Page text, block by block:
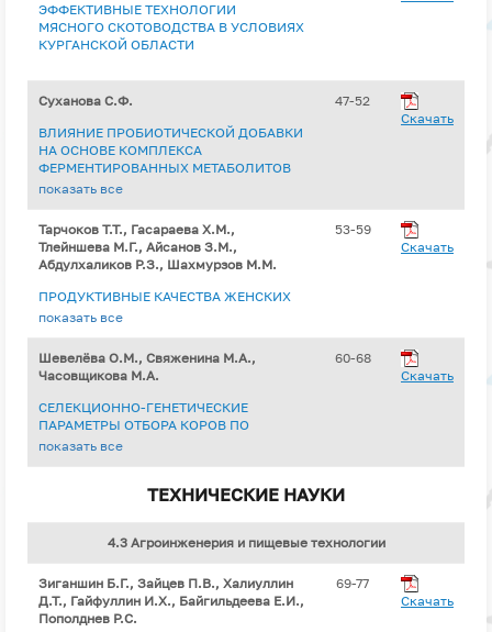
ЭФФЕКТИВНЫЕ ТЕХНОЛОГИИ
МЯСНОГО СКОТОВОДСТВА В УСЛОВИЯХ
КУРГАНСКОЙ ОБЛАСТИ
Суханова С.Ф.
ВЛИЯНИЕ ПРОБИОТИЧЕСКОЙ ДОБАВКИ
НА ОСНОВЕ КОМПЛЕКСА
ФЕРМЕНТИРОВАННЫХ МЕТАБОЛИТОВ
LACTOBACILLUS RHAMNOSIS,
КАЧЕСТВЕННЫЕ ПОКАЗАТЕЛИ МЯСА
ПТИЦЫ
показать все
47-52
Скачать
Тарчоков Т.Т., Гасараева Х.М.,
Тлейншева М.Г., Айсанов З.М.,
Абдулхаликов Р.З., Шахмурзов М.М.
ПРОДУКТИВНЫЕ КАЧЕСТВА ЖЕНСКИХ
ПРЕДКОВ БЫКОВ-ПРОИЗВОДИТЕЛЕЙ
показать все
53-59
Скачать
Шевелёва О.М., Свяженина М.А.,
Часовщикова М.А.
СЕЛЕКЦИОННО-ГЕНЕТИЧЕСКИЕ
ПАРАМЕТРЫ ОТБОРА КОРОВ ПО
МОЛОЧНОЙ ПРОДУКТИВНОСТИ ПРИ
показать все
60-68
Скачать
ТЕХНИЧЕСКИЕ НАУКИ
4.3 Агроинженерия и пищевые технологии
Зиганшин Б.Г., Зайцев П.В., Халиуллин
Д.Т., Гайфуллин И.Х., Байгильдеева Е.И.,
Пополднев Р.С.
69-77
Скачать